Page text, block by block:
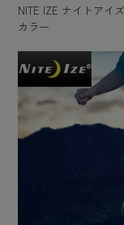
NITE IZE ナイトアイ
カラー